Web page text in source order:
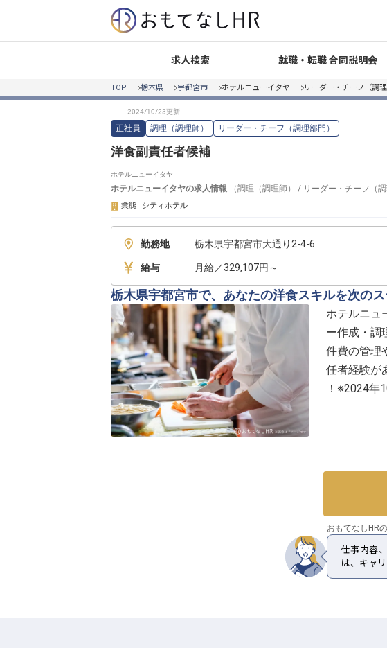
求人検索 就職・転職 合同説明会
TOP 栃木県 宇都宮市 ホテルニューイタヤ リーダー・チーフ（調
正社員 調理（調理師） リーダー・チーフ（調理部門）
洋食副責任者候補
ホテルニューイタヤ
ホテルニューイタヤの求人情報 （調理（調理師） / リーダー・チーフ（調
業態 シティホテル
勤務地 栃木県宇都宮市大通り2-4-6
給与 月給／329,107円～
栃木県宇都宮市で、あなたの洋食スキルを次のス
ホテルニュ
ー作成・調
件費の管理
任者経験が
！※2024年
おもてなしHR
仕事内容
は、キャ